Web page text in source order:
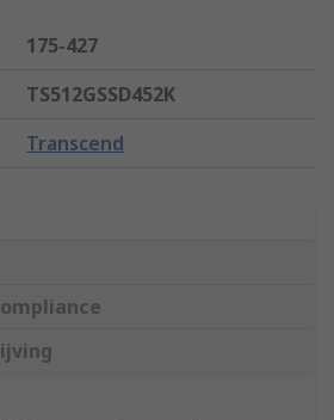
175-427
TS512GSSD452K
Transcend